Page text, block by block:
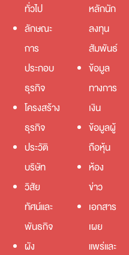
ทั่วไป
ลักษณะ
การ
ประกอบ
ธุรกิจ
โครงสร้าง
ธุรกิจ
ประวัติ
บริษัท
วิสัย
ทัศน์และ
พันธกิจ
ผัง
หลักนัก
ลงทุน
สัมพันธ์
ข้อมูล
ทางการ
เงิน
ข้อมูลผู้
ถือหุ้น
ห้อง
ข่าว
เอกสาร
เผย
แพร่และ